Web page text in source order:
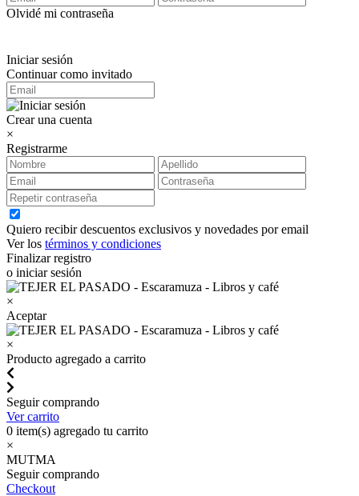
Olvidé mi contraseña
Iniciar sesión
Continuar como invitado
Crear una cuenta
×
Registrarme
Quiero recibir descuentos exclusivos y novedades por email
Ver los términos y condiciones
Finalizar registro
o iniciar sesión
×
Aceptar
×
Producto agregado a carrito
Seguir comprando
Ver carrito
0 item(s) agregado tu carrito
×
MUTMA
Seguir comprando
Checkout